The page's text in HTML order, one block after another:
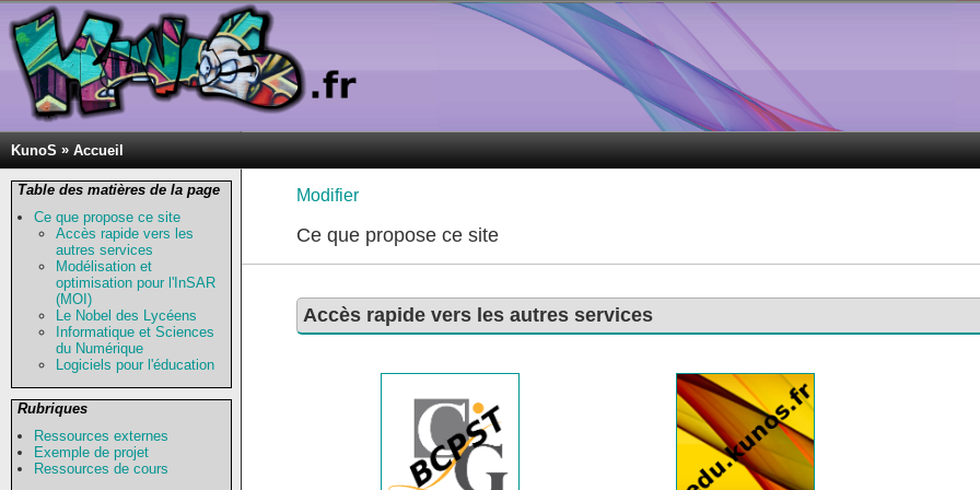
KunoS » Accueil
Table des matières de la page
Ce que propose ce site
Accès rapide vers les
autres services
Modélisation et
optimisation pour l'InSAR
(MOI)
Le Nobel des Lycéens
Informatique et Sciences
du Numérique
Logiciels pour l'éducation
Rubriques
Ressources externes
Exemple de projet
Ressources de cours
Modifier
Ce que propose ce site
Accès rapide vers les autres services